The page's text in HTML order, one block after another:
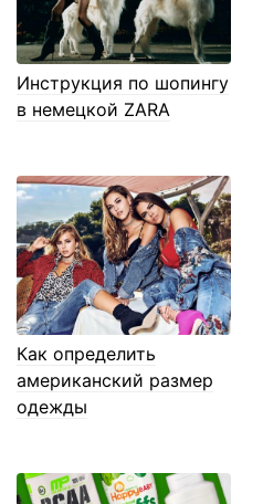
Инструкция по шопингу
в немецкой ZARA
Как определить
американский размер
одежды